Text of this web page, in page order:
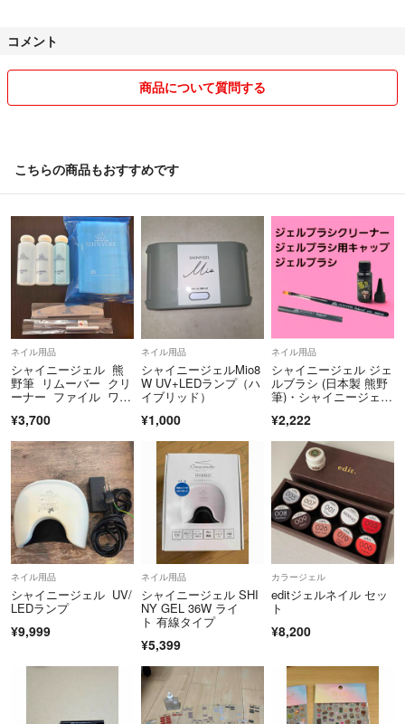
上記、ご了承の上ご購入下さいませ。
ペットなし、タバコ吸いません。
※自宅保存・中古品ですので神経質な方はご遠慮下さい。
ります。
傷や汚れ等見落としあるかもしれません。ご了承頂ける方のみ宜しくお
願い致します。
※送料安くする為に、発送時の畳みジワ・簡易リサイクル包装ご了承頂
ける方のみ宜しくお願い致します。
気持ちの良い安心出来るお取引どうぞ宜しくお願い致します。
コメント
商品について質問する
こちらの商品もおすすめです
ネイル用品
シャイニージェル 熊
野筆 リムーバー クリ
ーナー ファイル ワイ
¥3,700
ネイル用品
シャイニージェルMio8
W UV+LEDランプ（ハ
イブリッド）
¥1,000
ネイル用品
シャイニージェル ジェ
ルブラシ (日本製 熊野
筆)・シャイニージェ
¥2,222
ネイル用品
シャイニージェル UV/
LEDランプ
¥9,999
ネイル用品
シャイニージェル SHI
NY GEL 36W ライ
ト 有線タイプ
¥5,399
カラージェル
editジェルネイル セッ
ト
¥8,200